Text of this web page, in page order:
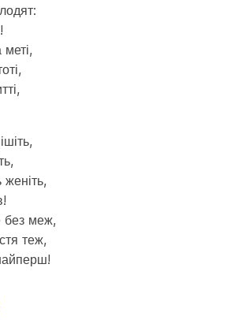
женіть,
меж,
теж,